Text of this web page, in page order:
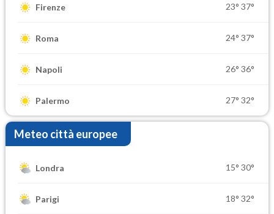
Firenze 23° 37°
Roma 24° 37°
Napoli 26° 36°
Palermo 27° 32°
Meteo città europee
Londra 15° 30°
Parigi 18° 32°